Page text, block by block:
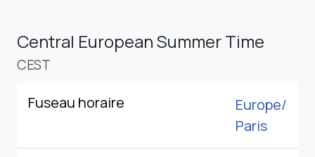
Central European Summer Time
CEST
Fuseau horaire
Europe/
Paris